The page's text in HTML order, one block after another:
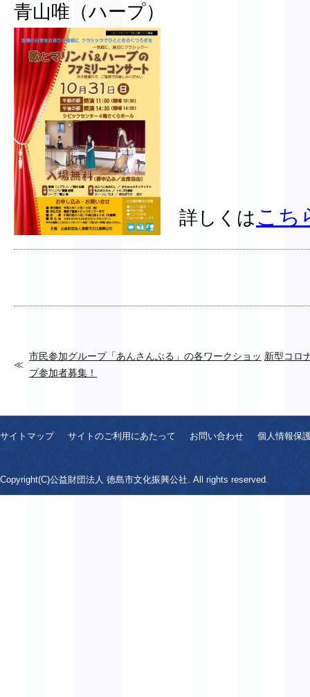
青山唯（ハープ）
詳しくはこち
市民参加グループ「あんさんぶる」の各ワークショッ
プ参加者募集！
新型コロ
サイトマップ サイトのご利用にあたって お問い合わせ 個人情報保
Copyright(C)公益財団法人 徳島市文化振興公社. All rights reserved.